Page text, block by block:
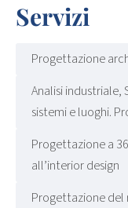
Servizi
Progettazione
Analisi
sistemi e luoghi.
Progettazione a
all’interior design
Progettazione del